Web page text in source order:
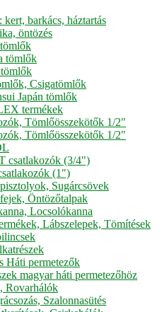
barkács, háztartás
öntözés
tömlők
Csigatömlők
Japán tömlők
termékek
Tömlőösszekötők 1/2"
Tömlőösszekötők 1/2"
csatlakozók (3/4")
(1")
Sugárcsövek
Öntözőtalpak
Locsolókanna
Lábszelepek, Tömítések
Háti permetezők
magyar háti permetezőhöz
Rovarhálók
Szalonnasütés